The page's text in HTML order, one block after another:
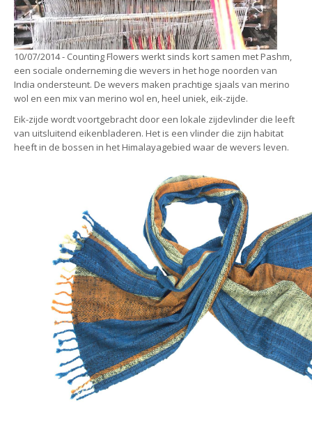
10/07/2014 - Counting Flowers werkt sinds kort samen met Pashm,
een sociale onderneming die wevers in het hoge noorden van
India ondersteunt. De wevers maken prachtige sjaals van merino
wol en een mix van merino wol en, heel uniek, eik-zijde.
Eik-zijde wordt voortgebracht door een lokale zijdevlinder die leeft
van uitsluitend eikenbladeren. Het is een vlinder die zijn habitat
heeft in de bossen in het Himalayagebied waar de wevers leven.